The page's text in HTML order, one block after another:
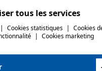
tous les services
| Cookies statistiques |
Cookies
| Cookies marketing